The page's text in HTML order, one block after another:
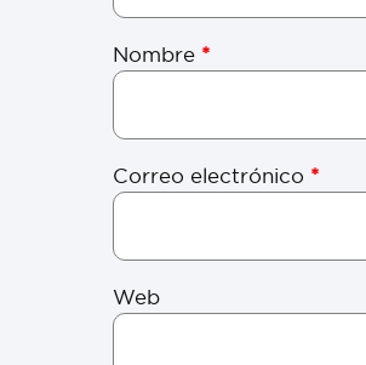
Nombre *
Correo electrónico *
Web